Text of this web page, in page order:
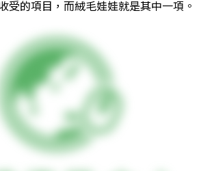
受的項目，而絨毛娃娃就是其中一項。